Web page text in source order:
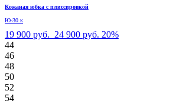
Кожаная юбка с плиссировкой
Ю-30 к
19 900 руб. 24 900 руб. 20%
44
46
48
50
52
54